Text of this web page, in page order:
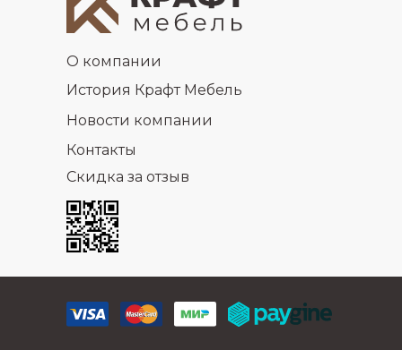
О компании
История Крафт Мебель
Новости компании
Контакты
Скидка за отзыв